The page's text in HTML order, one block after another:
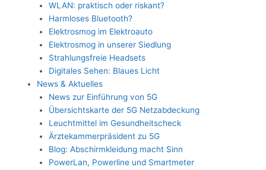
WLAN: praktisch oder riskant?
Harmloses Bluetooth?
Elektrosmog im Elektroauto
Elektrosmog in unserer Siedlung
Strahlungsfreie Headsets
Digitales Sehen: Blaues Licht
News & Aktuelles
News zur Einführung von 5G
Übersichtskarte der 5G Netzabdeckung
Leuchtmittel im Gesundheitscheck
Ärztekammerpräsident zu 5G
Blog: Abschirmkleidung macht Sinn
PowerLan, Powerline und Smartmeter